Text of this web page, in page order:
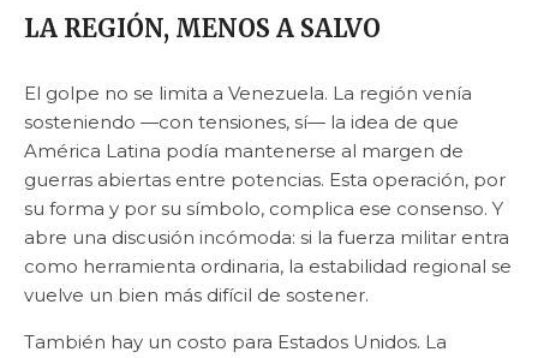
LA REGIÓN, MENOS A SALVO
El golpe no se limita a Venezuela. La región venía
sosteniendo —con tensiones, sí— la idea de que
América Latina podía mantenerse al margen de
guerras abiertas entre potencias. Esta operación, por
su forma y por su símbolo, complica ese consenso. Y
abre una discusión incómoda: si la fuerza militar entra
como herramienta ordinaria, la estabilidad regional se
vuelve un bien más difícil de sostener.
También hay un costo para Estados Unidos. La